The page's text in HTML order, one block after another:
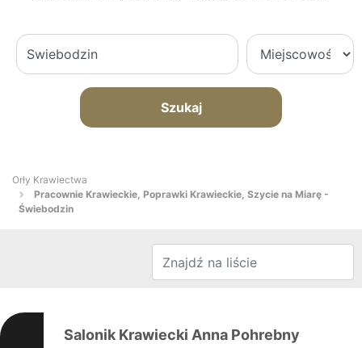
Szukaj
Orły Krawiectwa
Pracownie Krawieckie, Poprawki Krawieckie, Szycie na Miarę -
Świebodzin
Salonik Krawiecki Anna Pohrebny